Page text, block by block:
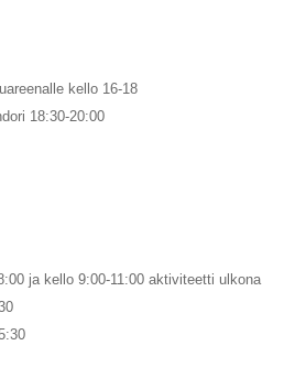
kello 16-18
18:30-20:00
ja kello 9:00-11:00 aktiviteetti ulkona